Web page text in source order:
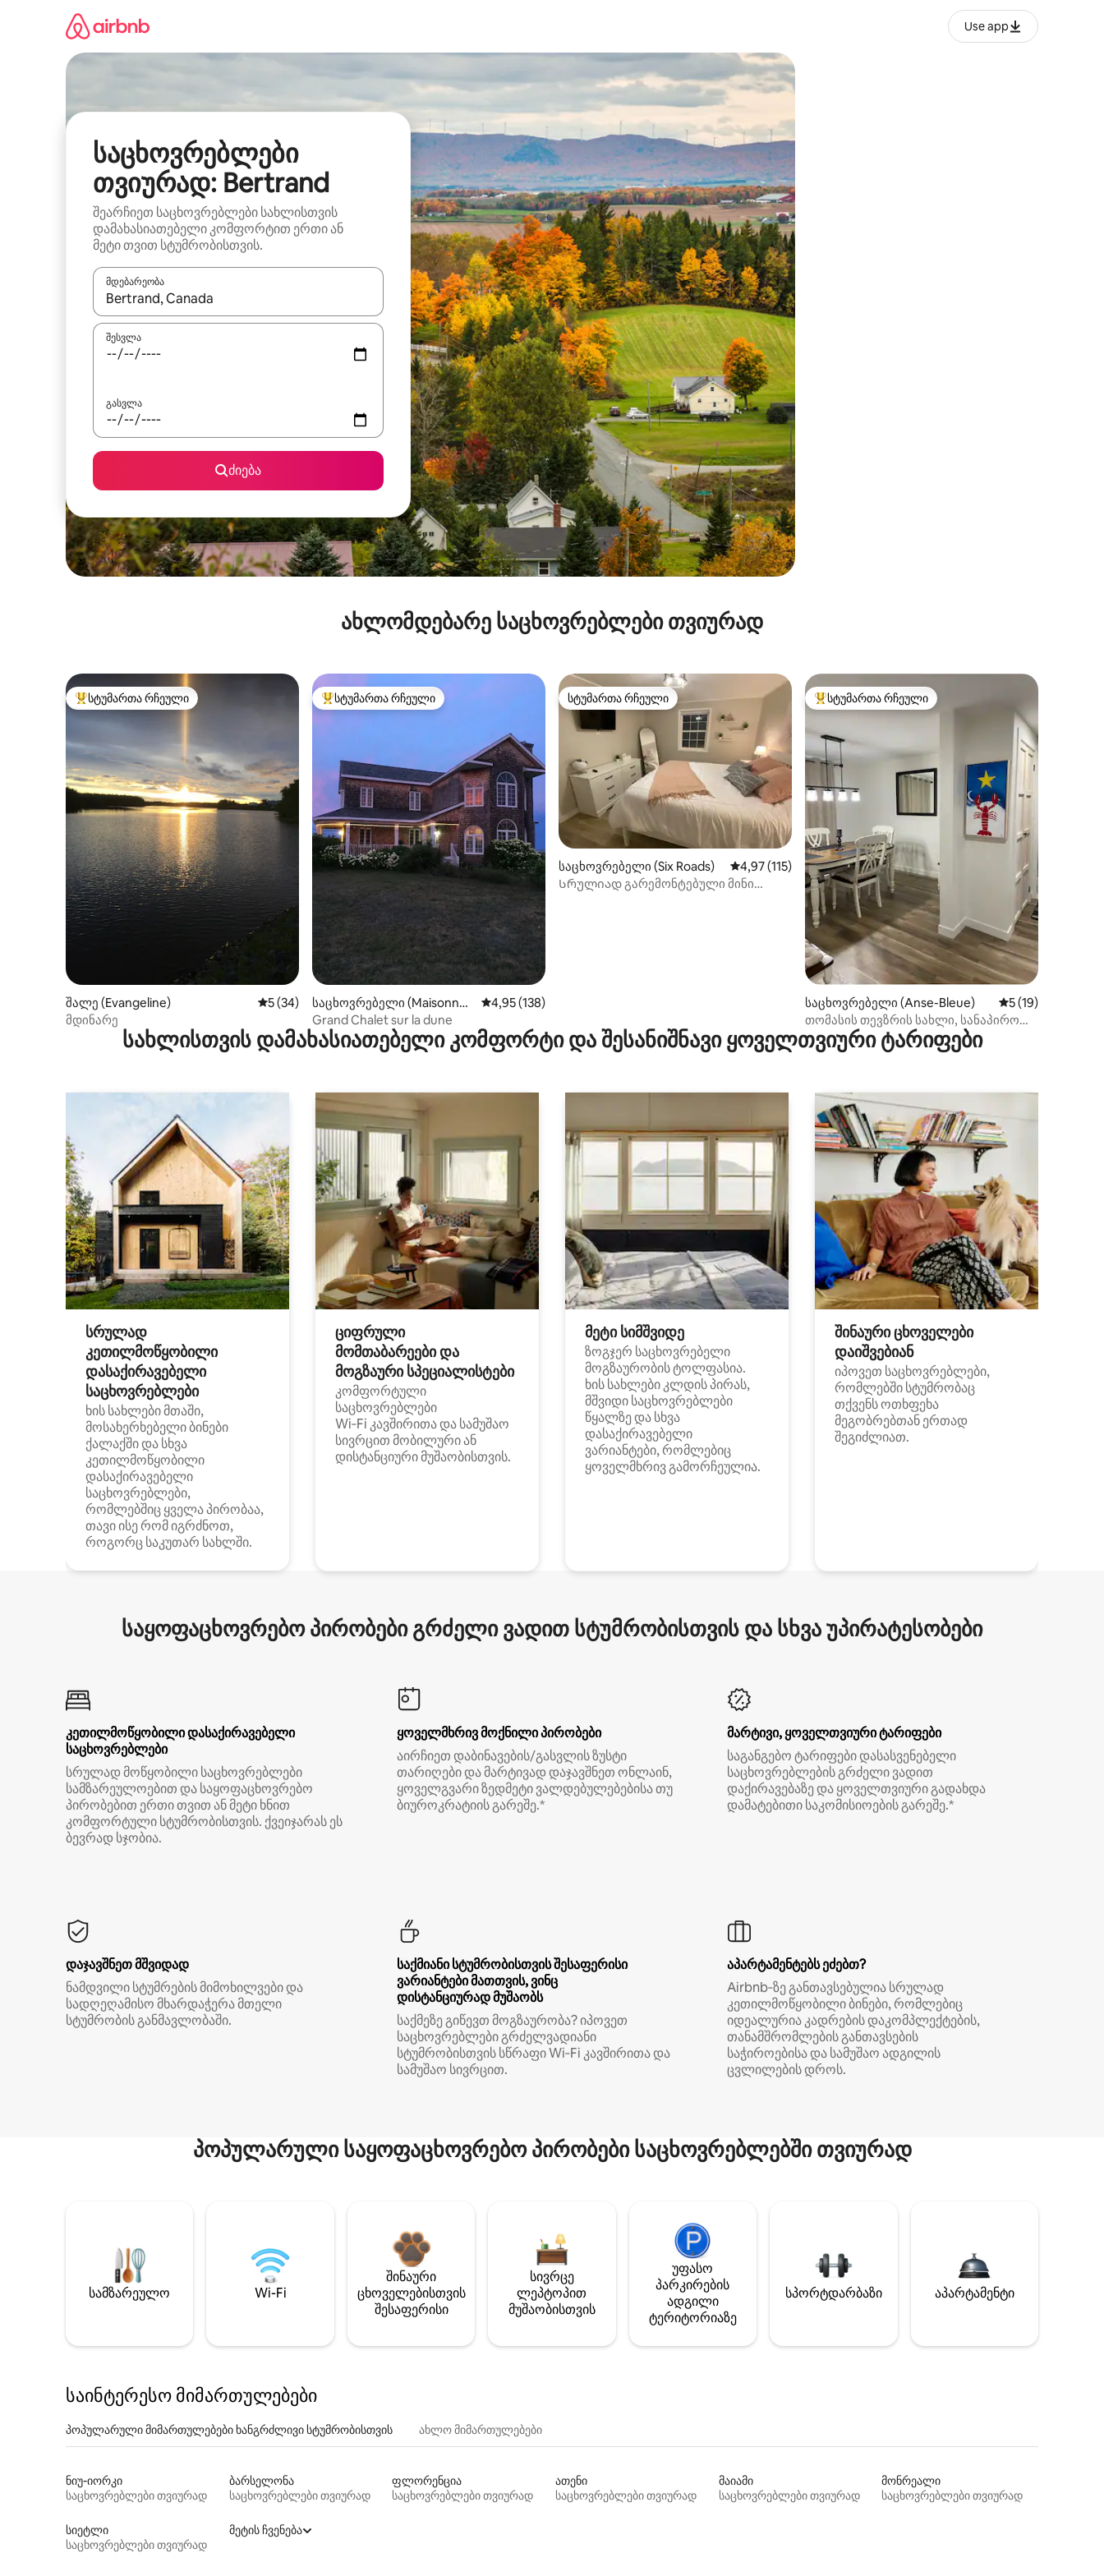
Use app
საცხოვრებლები
თვიურად: Bertrand
შეარჩიეთ საცხოვრებლები სახლისთვის
დამახასიათებელი კომფორტით ერთი ან
მეტი თვით სტუმრობისთვის.
მდებარეობა
როცა შედეგები ხელმისაწვდომი გახდება, ნავიგაციისთვის გამოიყენეთ კლავიშები ზემოთ/ქვემოთ მიმართული ისრებით ან შეხებისა თუ თითის გასმის ჟესტები.
შესვლა
გასვლა
ძიება
ახლომდებარე საცხოვრებლები თვიურად
სტუმართა რჩეული მოწინავე ვარიანტი
სტუმართა რჩეული
შალე (Evangeline) საშუალო შეფასებაა 5‑დან 5, 34 მიმოხილვა
5 (34)
მდინარე
სტუმართა რჩეული მოწინავე ვარიანტი
სტუმართა რჩეული
საცხოვრებელი (Maisonnet
te)
საშუალო შეფასებაა 5‑დან 4,95, 138 მიმოხილვა
4,95 (138)
Grand Chalet sur la dune
სტუმართა რჩეული
სტუმართა რჩეული
საცხოვრებელი (Six Roads) საშუალო შეფასებაა 5‑დან 4,97, 115 მიმოხილვა
4,97 (115)
Სრულიად გარემონტებული მინი
სტუმართა რჩეული მოწინავე ვარიანტი
სტუმართა რჩეული
საცხოვრებელი (Anse-Bleue) საშუალო
5 (19)
თომასის თევზრის სახლი, სანაპირო
სოფელი
სახლისთვის დამახასიათებელი კომფორტი და შესანიშნავი ყოველთვიური ტარიფები
სრულად
კეთილმოწყობილი
დასაქირავებელი
საცხოვრებლები
ხის სახლები მთაში,
მოსახერხებელი ბინები
ქალაქში და სხვა
კეთილმოწყობილი
დასაქირავებელი
საცხოვრებლები,
რომლებშიც ყველა პირობაა,
თავი ისე რომ იგრძნოთ,
როგორც საკუთარ სახლში.
ციფრული
მომთაბარეები და
მოგზაური სპეციალისტები
კომფორტული
საცხოვრებლები
Wi‑Fi კავშირითა და სამუშაო
სივრცით მობილური ან
დისტანციური მუშაობისთვის.
მეტი სიმშვიდე
ზოგჯერ საცხოვრებელი
მოგზაურობის ტოლფასია.
ხის სახლები კლდის პირას,
მშვიდი საცხოვრებლები
წყალზე და სხვა
დასაქირავებელი
ვარიანტები, რომლებიც
ყოველმხრივ გამორჩეულია.
შინაური ცხოველები
დაიშვებიან
იპოვეთ საცხოვრებლები,
რომლებში სტუმრობაც
თქვენს ოთხფეხა
მეგობრებთან ერთად
შეგიძლიათ.
საყოფაცხოვრებო პირობები გრძელი ვადით სტუმრობისთვის და სხვა უპირატესობები
კეთილმოწყობილი დასაქირავებელი
საცხოვრებლები
სრულად მოწყობილი საცხოვრებლები
სამზარეულოებით და საყოფაცხოვრებო
პირობებით ერთი თვით ან მეტი ხნით
კომფორტული სტუმრობისთვის. ქვეიჯარას ეს
ბევრად სჯობია.
ყოველმხრივ მოქნილი პირობები
აირჩიეთ დაბინავების/გასვლის ზუსტი
თარიღები და მარტივად დაჯავშნეთ ონლაინ,
ყოველგვარი ზედმეტი ვალდებულებებისა თუ
ბიუროკრატიის გარეშე.*
მარტივი, ყოველთვიური ტარიფები
საგანგებო ტარიფები დასასვენებელი
საცხოვრებლების გრძელი ვადით
დაქირავებაზე და ყოველთვიური გადახდა
დამატებითი საკომისიოების გარეშე.*
დაჯავშნეთ მშვიდად
ნამდვილი სტუმრების მიმოხილვები და
სადღეღამისო მხარდაჭერა მთელი
სტუმრობის განმავლობაში.
საქმიანი სტუმრობისთვის შესაფერისი
ვარიანტები მათთვის, ვინც
დისტანციურად მუშაობს
საქმეზე გიწევთ მოგზაურობა? იპოვეთ
საცხოვრებლები გრძელვადიანი
სტუმრობისთვის სწრაფი Wi‑Fi კავშირითა და
სამუშაო სივრცით.
აპარტამენტებს ეძებთ?
Airbnb‑ზე განთავსებულია სრულად
კეთილმოწყობილი ბინები, რომლებიც
იდეალურია კადრების დაკომპლექტების,
თანამშრომლების განთავსების
საჭიროებისა და სამუშაო ადგილის
ცვლილების დროს.
პოპულარული საყოფაცხოვრებო პირობები საცხოვრებლებში თვიურად
სამზარეულო Wi-Fi
შინაური
ცხოველებისთვის
შესაფერისი
სივრცე
ლეპტოპით
მუშაობისთვის
უფასო
პარკირების
ადგილი
ტერიტორიაზე
სპორტდარბაზი აპარტამენტი
საინტერესო მიმართულებები
პოპულარული მიმართულებები ხანგრძლივი სტუმრობისთვის ახლო მიმართულებები
ნიუ-იორკი
საცხოვრებლები თვიურად
ბარსელონა
საცხოვრებლები თვიურად
ფლორენცია
საცხოვრებლები თვიურად
ათენი
საცხოვრებლები თვიურად
მაიამი
საცხოვრებლები თვიურად
მონრეალი
საცხოვრებლები თვიურად
სიეტლი
საცხოვრებლები თვიურად
მეტის ჩვენება